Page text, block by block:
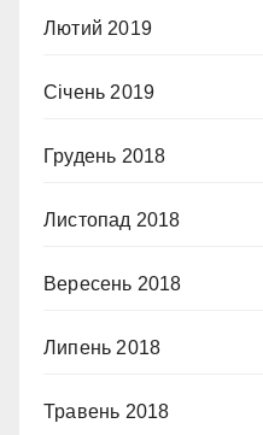
Лютий 2019
Січень 2019
Грудень 2018
Листопад 2018
Вересень 2018
Липень 2018
Травень 2018